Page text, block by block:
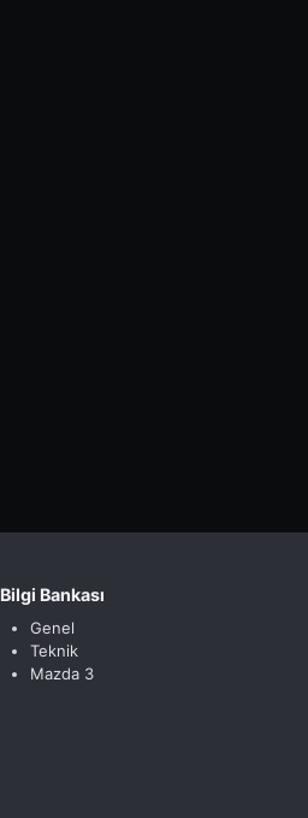
Bilgi Bankası
Genel
Teknik
Mazda 3